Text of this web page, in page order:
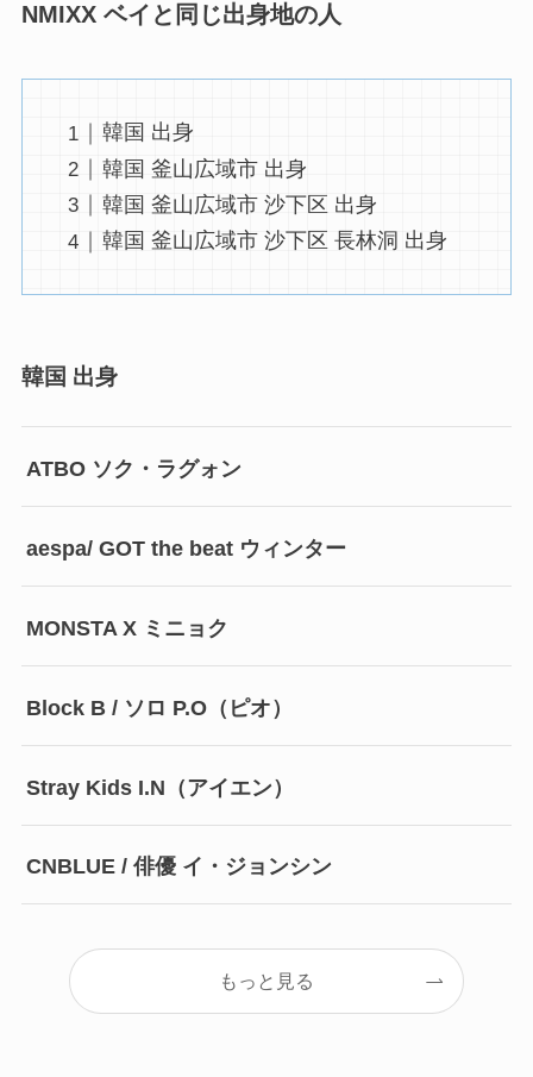
NMIXX ベイと同じ出身地の人
韓国 出身
韓国 釜山広域市 出身
韓国 釜山広域市 沙下区 出身
韓国 釜山広域市 沙下区 長林洞 出身
韓国 出身
ATBO ソク・ラグォン
aespa/ GOT the beat ウィンター
MONSTA X ミニョク
Block B / ソロ P.O（ピオ）
Stray Kids I.N（アイエン）
CNBLUE / 俳優 イ・ジョンシン
もっと見る